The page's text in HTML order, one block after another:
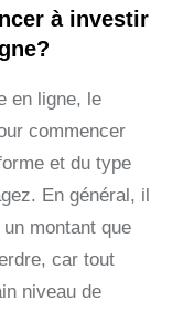
à investir
en ligne, le
commencer
et du type
En général, il
montant que
car tout
niveau de